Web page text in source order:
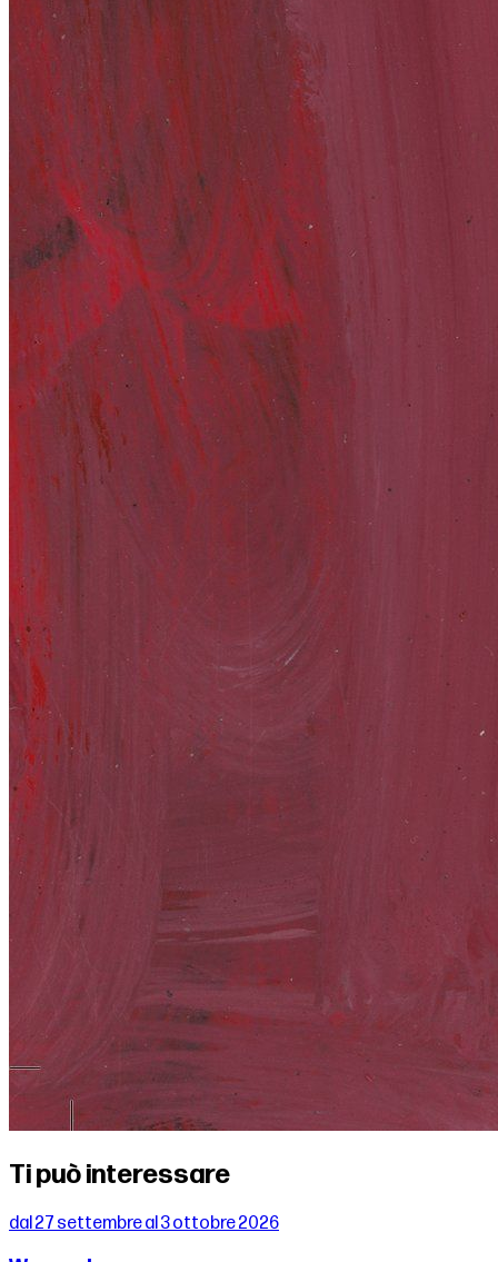
Ti può interessare
dal 27 settembre al 3 ottobre 2026